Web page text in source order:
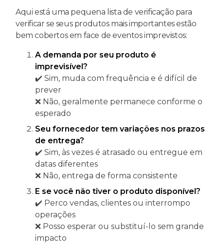
Aqui está uma pequena lista de verificação para
verificar se seus produtos mais importantes estão
bem cobertos em face de eventos imprevistos:
A demanda por seu produto é
imprevisível?
✔️ Sim, muda com frequência e é difícil de
prever
❌ Não, geralmente permanece conforme o
esperado
Seu fornecedor tem variações nos prazos
de entrega?
✔️ Sim, às vezes é atrasado ou entregue em
datas diferentes
❌ Não, entrega de forma consistente
E se você não tiver o produto disponível?
✔️ Perco vendas, clientes ou interrompo
operações
❌ Posso esperar ou substituí-lo sem grande
impacto